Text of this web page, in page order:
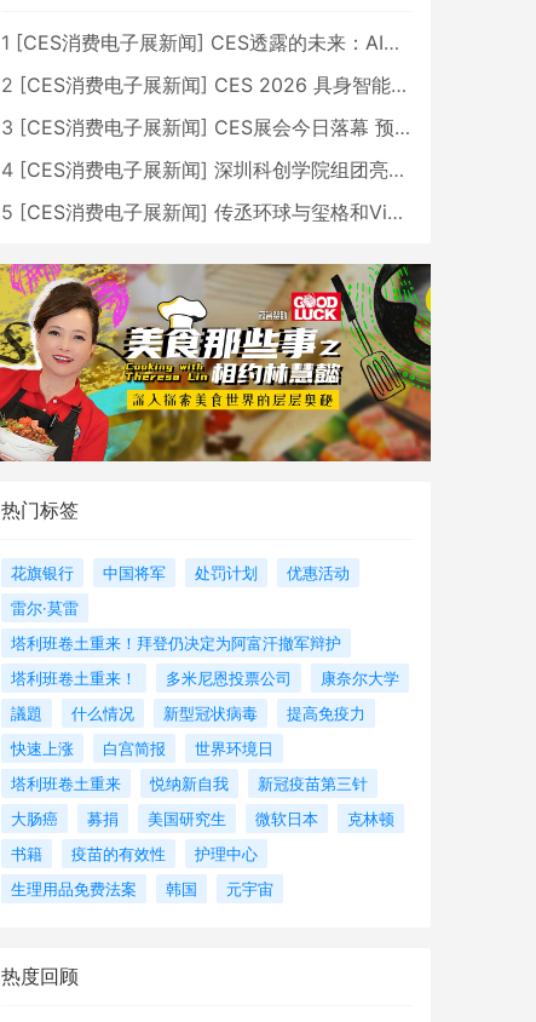
1 [CES消费电子展新闻] CES透露的未来：AI、机器人与智能生活大爆发
2 [CES消费电子展新闻] CES 2026 具身智能与创新领域 中国公司大放异彩
3 [CES消费电子展新闻] CES展会今日落幕 预计2026行业收入将超五千亿美元
4 [CES消费电子展新闻] 深圳科创学院组团亮相CES 广受好评
5 [CES消费电子展新闻] 传丞环球与玺格和VibeLens共同推出全新耳机
热门标签
花旗银行 中国将军 处罚计划
优惠活动
雷尔·莫雷
塔利班卷土重来！拜登仍决定为阿富汗撤军辩护
塔利班卷土重来！
多米尼恩投票公司
康奈尔大学
議題
什么情况 新型冠状病毒
提高免疫力
快速上涨
白宫简报
世界环境日
塔利班卷土重来
悦纳新自我
新冠疫苗第三针
大肠癌
募捐 美国研究生 微软日本
克林顿
书籍
疫苗的有效性
护理中心
生理用品免费法案
韩国 元宇宙
热度回顾